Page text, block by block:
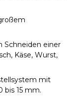
Schneiden einer
Käse, Wurst,
mit
bis 15 mm.